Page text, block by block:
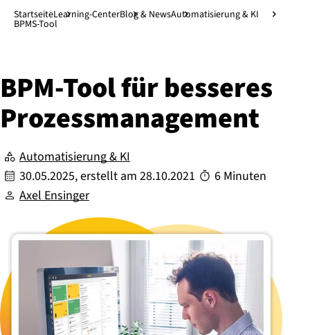
Direkt zum Hauptinhalt↓
StartseiteLearning-CenterBlog & NewsAutomatisierung & KI
BPMS-Tool
BPM-Tool für besseres
Pro­zess­ma­nage­ment
Automatisierung & KI
30.05.2025, erstellt am 28.10.2021
6 Minuten
Axel Ensinger